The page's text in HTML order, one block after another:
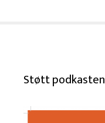
Støtt podkasten